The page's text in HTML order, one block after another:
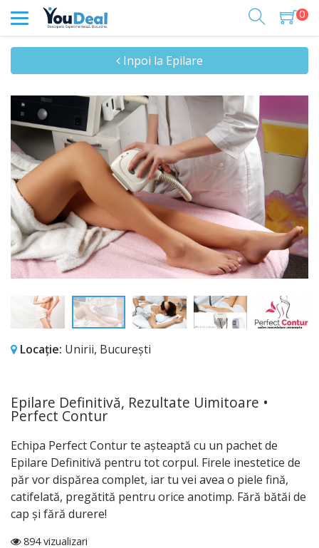
0
Inpoi la Epilare
Locație: Unirii, București
Epilare Definitivă, Rezultate Uimitoare •
Perfect Contur
Echipa Perfect Contur te așteaptă cu un pachet de
Epilare Definitivă pentru tot corpul. Firele inestetice de
păr vor dispărea complet, iar tu vei avea o piele fină,
catifelată, pregătită pentru orice anotimp. Fără bătăi de
cap și fără durere!
894 vizualizari